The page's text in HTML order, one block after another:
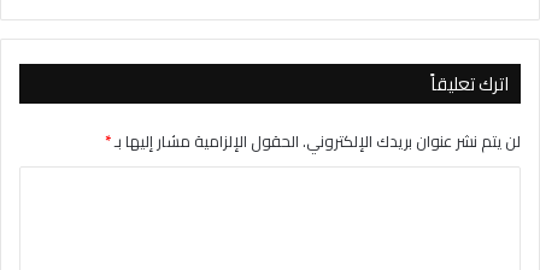
اترك تعليقاً
لن يتم نشر عنوان بريدك الإلكتروني.الحقول الإلزامية مشار إليها بـ*